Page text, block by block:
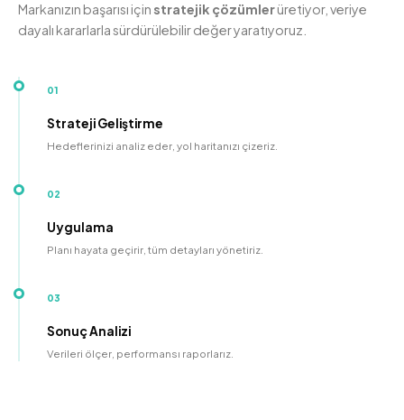
Markanızın başarısı için stratejik çözümlerüretiyor, veriye
dayalı kararlarla sürdürülebilir değer yaratıyoruz.
01
Strateji Geliştirme
Hedeflerinizi analiz eder, yol haritanızı çizeriz.
02
Uygulama
Planı hayata geçirir, tüm detayları yönetiriz.
03
Sonuç Analizi
Verileri ölçer, performansı raporlarız.